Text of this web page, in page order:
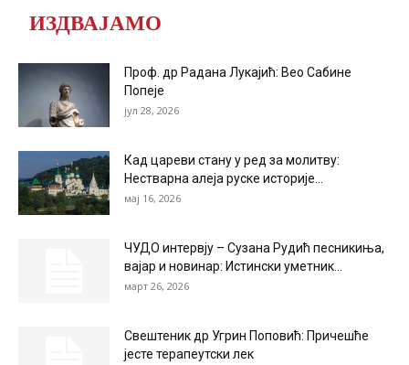
ИЗДВАЈАМО
Проф. др Радана Лукајић: Вео Сабине
Попеје
јул 28, 2026
Кад цареви стану у ред за молитву:
Нестварна алеја руске историје...
мај 16, 2026
ЧУДО интервју – Сузана Рудић песникиња,
вајар и новинар: Истински уметник...
март 26, 2026
Свештеник др Угрин Поповић: Причешће
јесте терапеутски лек